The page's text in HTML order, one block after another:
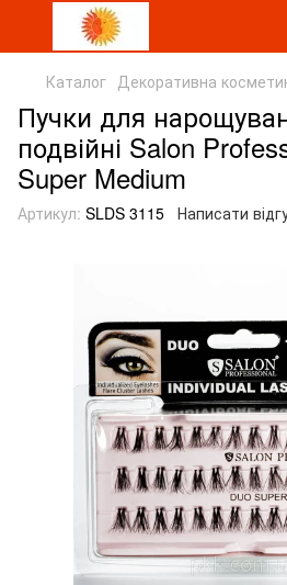
Каталог Декоративна
Пучки для
подвійні Salon
Super Medium
Артикул: SLDS 3115 Написати